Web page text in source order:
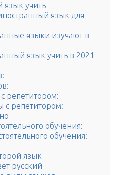
язык учить
язык для
языки изучают в
язык учить в 2021
репетитором:
с репетитором:
обучения:
обучения:
язык
русский